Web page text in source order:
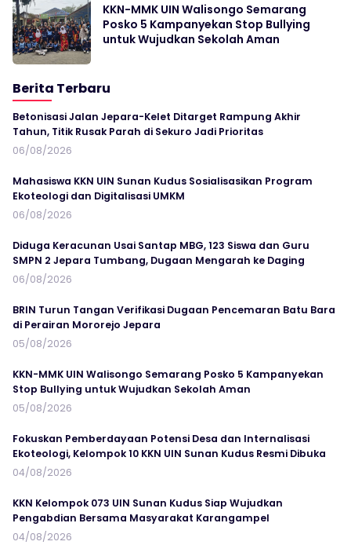
KKN-MMK UIN Walisongo Semarang
Posko 5 Kampanyekan Stop Bullying
untuk Wujudkan Sekolah Aman
Berita Terbaru
Betonisasi Jalan Jepara-Kelet Ditarget Rampung Akhir
Tahun, Titik Rusak Parah di Sekuro Jadi Prioritas
06/08/2026
Mahasiswa KKN UIN Sunan Kudus Sosialisasikan Program
Ekoteologi dan Digitalisasi UMKM
06/08/2026
Diduga Keracunan Usai Santap MBG, 123 Siswa dan Guru
SMPN 2 Jepara Tumbang, Dugaan Mengarah ke Daging
06/08/2026
BRIN Turun Tangan Verifikasi Dugaan Pencemaran Batu Bara
di Perairan Mororejo Jepara
05/08/2026
KKN-MMK UIN Walisongo Semarang Posko 5 Kampanyekan
Stop Bullying untuk Wujudkan Sekolah Aman
05/08/2026
Fokuskan Pemberdayaan Potensi Desa dan Internalisasi
Ekoteologi, Kelompok 10 KKN UIN Sunan Kudus Resmi Dibuka
04/08/2026
KKN Kelompok 073 UIN Sunan Kudus Siap Wujudkan
Pengabdian Bersama Masyarakat Karangampel
04/08/2026